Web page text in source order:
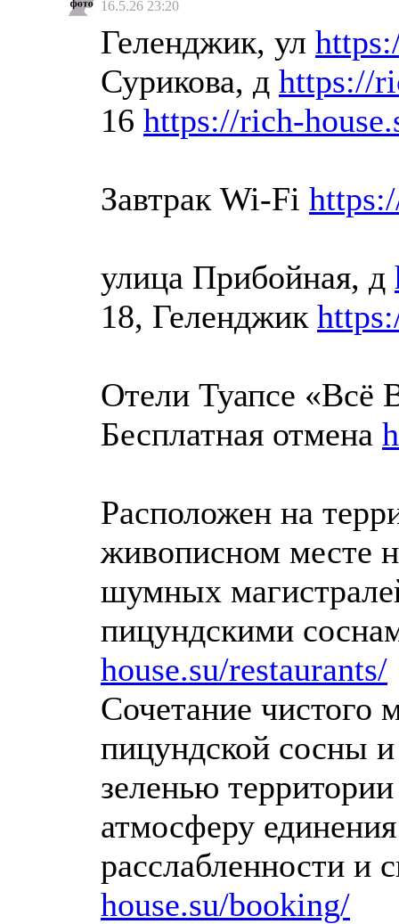
16.5.26 23:20
Геленджик, ул
Сурикова, д https://
16 https://rich-
Завтрак Wi-Fi
улица Прибойная, д
18, Геленджик
Отели Туапсе «Всё
Бесплатная отмена
Расположен на
живописном месте
шумных
пицундскими
house.su/restaurants/
Сочетание чистого
пицундской сосны
зеленью
атмосферу
расслабленности и
house.su/booking/